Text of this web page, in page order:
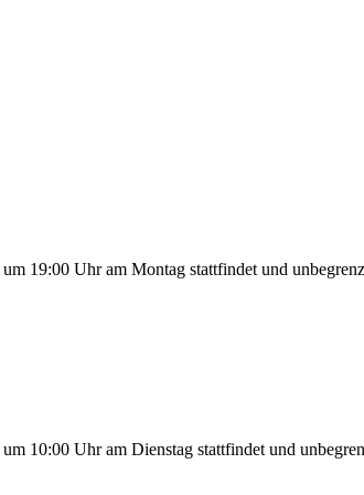
19:00 Uhr am Montag stattfindet und
10:00 Uhr am Dienstag stattfindet und